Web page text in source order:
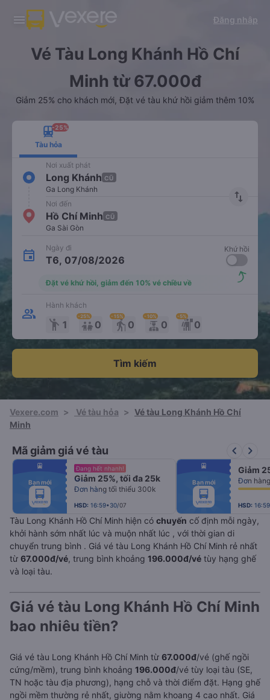
Tải app Vexere ngay!
Nhận ưu đãi thành viên độc
Mở app
Tải app Vexere
-30k/ghế khi đặt vé máy bay qua
Mở app
Đăng nhập
Vé Tàu Long Khánh Hồ Chí
Minh từ 67.000đ
Giảm 25% cho khách mới, Đặt vé tàu khứ hồi giảm thêm 10%
Tàu hỏa
-25%
Nơi xuất phát
Long Khánh CŨ
Ga Long Khánh
import_export
Nơi đến
Hồ Chí Minh CŨ
Ga Sài Gòn
Ngày đi
T6, 07/08/2026
Khứ hồi
Đặt vé khứ hồi, giảm đến 10% vé chiều về
Hành khách
emoji_people 1 0
-25%
elderly 0
-15%
0
-10%
0
-5%
Tìm kiếm
Vexere.com > Vé tàu hỏa > Vé tàu Long Khánh Hồ Chí
Minh
Mã giảm giá vé tàu keyboard_arrow_left keyboard_arrow_right
fiber_manual_record
fiber_manual_record
fiber_manual_record
fiber_manual_record
fiber_manual_record
fiber_manual_record
fiber_manual_record
Bạn mới
Đang hết nhanh!
Giảm 25%, tối đa 25k
Đơn hàng tối thiểu 300k
HSD: 16:59•30/07
fiber_manual_record
fiber_manual_record
fiber_manual_record
fiber_manual_record
fiber_manual_record
fiber_manual_record
fiber_manual_record
Bạn mới
Giảm
HSD:
Tàu Long Khánh Hồ Chí Minh hiện có chuyến cố định mỗi ngày,
khởi hành sớm nhất lúc và muộn nhất lúc , với thời gian di
chuyển trung bình . Giá vé tàu Long Khánh Hồ Chí Minh rẻ nhất
từ 67.000đ/vé, trung bình khoảng 196.000đ/vé tùy hạng ghế
và loại tàu.
Giá vé tàu Long Khánh Hồ Chí Minh
bao nhiêu tiền?
Giá vé tàu Long Khánh Hồ Chí Minh từ 67.000đ/vé (ghế ngồi
cứng/mềm), trung bình khoảng 196.000đ/vé tùy loại tàu (SE,
TN hoặc tàu địa phương), hạng chỗ và thời điểm đặt. Hạng ghế
ngồi mềm thường rẻ nhất, giường nằm khoang 4 cao nhất. Giá